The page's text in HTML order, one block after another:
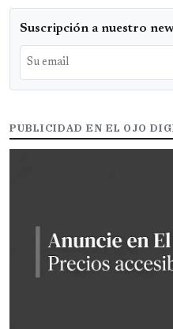
Suscripción a nuestro
PUBLICIDAD EN EL OJO